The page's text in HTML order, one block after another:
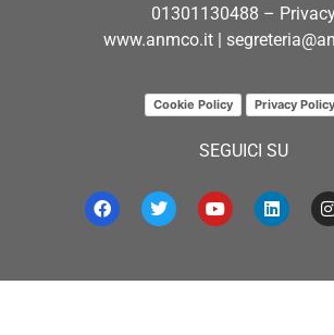
01301130488 –
www.anmco.it |
Cookie Policy Privacy Policy
SEGUICI SU